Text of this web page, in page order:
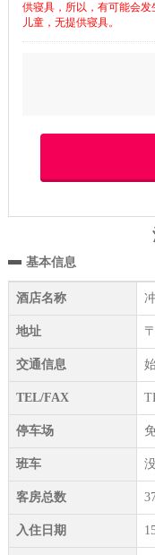
供寝具，所以，有可能会
儿童，无提供寝具。
基本信息
酒店名称
地址
交通信息
TEL/FAX
停车场
班车
客房总数
入住日期